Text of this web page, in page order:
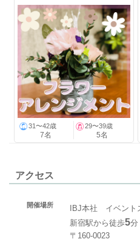
31〜42歳
7名
29〜39歳
5名
アクセス
開催場所
IBJ本社 イベント
新宿駅から徒歩5分
〒160-0023